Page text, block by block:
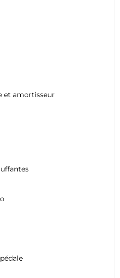
et amortisseur